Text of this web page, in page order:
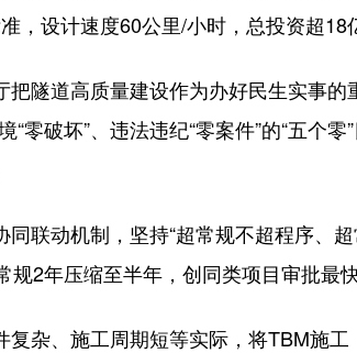
，设计速度60公里/小时，总投资超18
隧道高质量建设作为办好民生实事的
“零破坏”、违法违纪“零案件”的“五个
联动机制，坚持“超常规不超程序、
2年压缩至半年，创同类项目审批最快
杂、施工周期短等实际，将TBM施